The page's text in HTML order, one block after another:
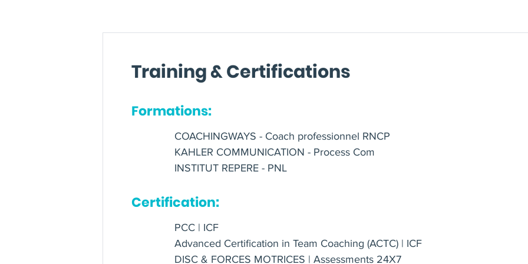
Egalement Coach & Formateur au
Training & Certifications
Formations:
COACHINGWAYS - Coach professionnel RNCP
KAHLER COMMUNICATION - Process Com
INSTITUT REPERE - PNL
Certification:
PCC | ICF
Advanced Certification in Team Coaching (ACTC) | ICF
DISC & FORCES MOTRICES | Assessments 24X7